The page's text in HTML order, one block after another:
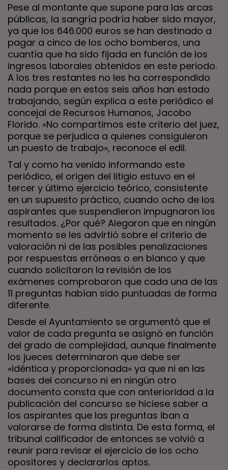
Pese al montante que supone para las arcas
públicas, la sangría podría haber sido mayor,
ya que los 646.000 euros se han destinado a
pagar a cinco de los ocho bomberos, una
cuantía que ha sido fijada en función de los
ingresos laborales obtenidos en este periodo.
A los tres restantes no les ha correspondido
nada porque en estos seis años han estado
trabajando, según explica a este periódico el
concejal de Recursos Humanos, Jacobo
Florido. «No compartimos este criterio del juez,
porque se perjudica a quienes consiguieron
un puesto de trabajo», reconoce el edil.
Tal y como ha venido informando este
periódico, el origen del litigio estuvo en el
tercer y último ejercicio teórico, consistente
en un supuesto práctico, cuando ocho de los
aspirantes que suspendieron impugnaron los
resultados. ¿Por qué? Alegaron que en ningún
momento se les advirtió sobre el criterio de
valoración ni de las posibles penalizaciones
por respuestas erróneas o en blanco y que
cuando solicitaron la revisión de los
exámenes comprobaron que cada una de las
11 preguntas habían sido puntuadas de forma
diferente.
Desde el Ayuntamiento se argumentó que el
valor de cada pregunta se asignó en función
del grado de complejidad, aunque finalmente
los jueces determinaron que debe ser
«idéntica y proporcionada» ya que ni en las
bases del concurso ni en ningún otro
documento consta que con anterioridad a la
publicación del concurso se hiciese saber a
los aspirantes que las preguntas iban a
valorarse de forma distinta. De esta forma, el
tribunal calificador de entonces se volvió a
reunir para revisar el ejercicio de los ocho
opositores y declararlos aptos.